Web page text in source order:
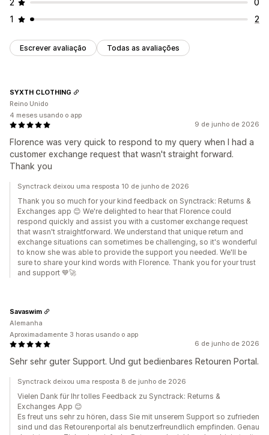
2
0
1
2
Escrever avaliação Todas as avaliações
9 de junho de 2026
Florence was very quick to respond to my query when I had a
customer exchange request that wasn't straight forward.
Thank you
SYXTH CLOTHING
Reino Unido
4 meses usando o app
Synctrack deixou uma resposta 10 de junho de 2026
Thank you so much for your kind feedback on Synctrack: Returns &
Exchanges app 😊 We're delighted to hear that Florence could
respond quickly and assist you with a customer exchange request
that wasn't straightforward. We understand that unique return and
exchange situations can sometimes be challenging, so it's wonderful
to know she was able to provide the support you needed. We'll be
sure to share your kind words with Florence. Thank you for your trust
and support 💙🚀
6 de junho de 2026
Sehr sehr guter Support. Und gut bedienbares Retouren Portal.
Savaswim
Alemanha
Aproximadamente 3 horas usando o app
Synctrack deixou uma resposta 8 de junho de 2026
Vielen Dank für Ihr tolles Feedback zu Synctrack: Returns &
Exchanges App 😊
Es freut uns sehr zu hören, dass Sie mit unserem Support so zufrieden
sind und das Retourenportal als benutzerfreundlich empfinden. Genau